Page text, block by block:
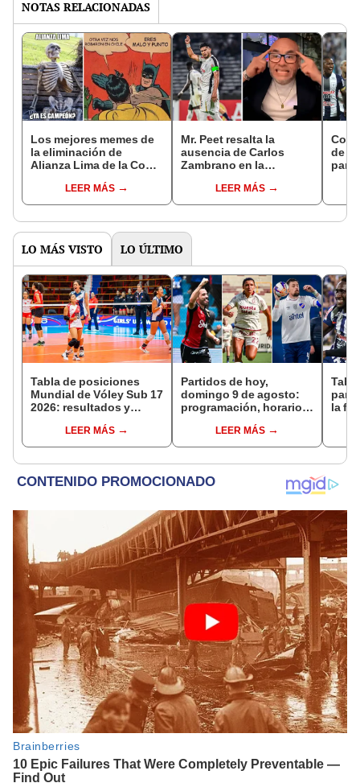
NOTAS RELACIONADAS
Los mejores memes de
la eliminación de
Alianza Lima de la Copa
ante la U. de Chile
LEER MÁS
Mr. Peet resalta la
ausencia de Carlos
Zambrano en la
Lima ante U. de Chile:
“El mejor defensor del
LEER MÁS
de
LO MÁS VISTO LO ÚLTIMO
Tabla de posiciones
Mundial de Vóley Sub 17
2026: resultados y
de gruposLEER MÁS
Partidos de hoy,
domingo 9 de agosto:
programación, horarios
EN VIVOLEER MÁS
la